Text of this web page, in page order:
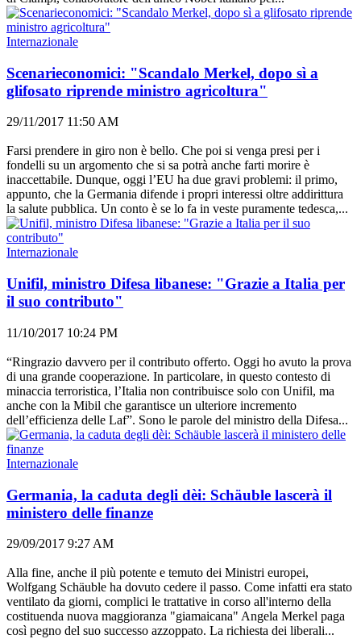
Internazionale
Scenarieconomici: "Scandalo Merkel, dopo sì a
glifosato riprende ministro agricoltura"
29/11/2017 11:50 AM
Farsi prendere in giro non è bello. Che poi si venga presi per i
fondelli su un argomento che si sa potrà anche farti morire è
inaccettabile. Dunque, oggi l’EU ha due gravi problemi: il primo,
appunto, che la Germania difende i propri interessi oltre addirittura
la salute pubblica. Un conto è se lo fa in veste puramente tedesca,...
Internazionale
Unifil, ministro Difesa libanese: "Grazie a Italia per
il suo contributo"
11/10/2017 10:24 PM
“Ringrazio davvero per il contributo offerto. Oggi ho avuto la prova
di una grande cooperazione. In particolare, in questo contesto di
minaccia terroristica, l’Italia non contribuisce solo con Unifil, ma
anche con la Mibil che garantisce un ulteriore incremento
dell’efficienza delle Laf”. Sono le parole del ministro della Difesa...
Internazionale
Germania, la caduta degli dèi: Schäuble lascerà il
ministero delle finanze
29/09/2017 9:27 AM
Alla fine, anche il più potente e temuto dei Ministri europei,
Wolfgang Schäuble ha dovuto cedere il passo. Come infatti era stato
ventilato da giorni, complici le trattative in corso all'interno della
costituenda nuova maggioranza "giamaicana" Angela Merkel paga
così pegno del suo successo azzoppato. La richiesta dei liberali...